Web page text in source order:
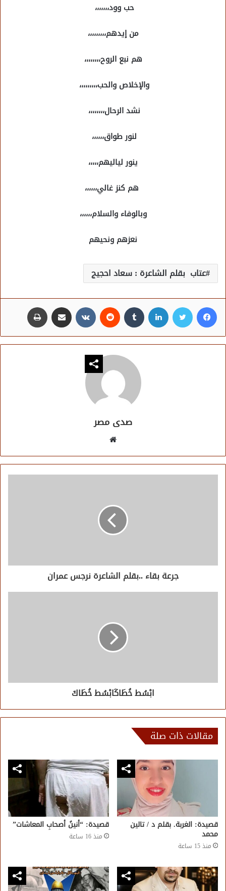
حب وود،،،،،،،
من إيدهم،،،،،،،،،
هم نبع الروح،،،،،،،،
والإخلاص والحب،،،،،،،،،
نشد الرحال،،،،،،،،
لنور طواق،،،،،،
ينور لياليهم،،،،،
هم كنز غالي،،،،،،
وبالوفاء والسلام،،،،،،
نعزهم ونحيهم
عتاب بقلم الشاعرة : سعاد احجيج
فيسبوك تويتر لينكدإن مشاركة عبر البريد
صدى مصر
جرعة بقاء ..بقلم الشاعرة نرجس عمران
ابْسُط خُطَاكَابْسُط خُطَاكَ
مقالات ذات صلة
قصيدة: الغربة. بقلم د / تالين
محمد
منذ 15 ساعة
قصيدة: “أنينُ أصحابِ المعاشات”
منذ 16 ساعة